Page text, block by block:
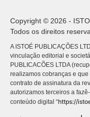
Copyright © 2026 -
Todos os direitos
A ISTOÉ PUBLICAÇÕES
vinculação editorial e
PUBLICACÕES LTDA
realizamos cobranças e
contrato de assinatura da
autorizamos terceiros a
conteúdo digital “https://